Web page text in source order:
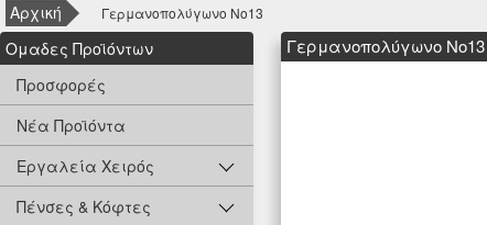
Αρχική Γερμανοπολύγωνο Νο13
Oμαδες Προϊόντων
Προσφορές
Νέα Προϊόντα
Εργαλεία Χειρός
Πένσες & Κόφτες
Γερμανοπολύγωνο Νο13